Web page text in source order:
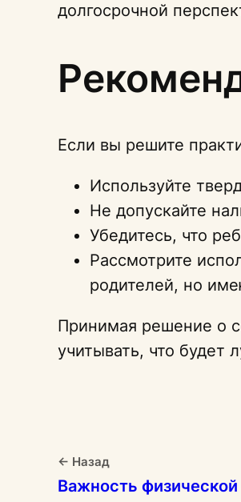
долгосрочной
Если вы решите
Используйте
Не допускайте
Убедитесь, что
Рассмотрите
родителей, но
Принимая решение о
учитывать, что будет
← Назад
Важность